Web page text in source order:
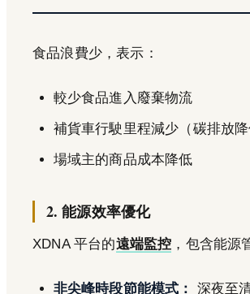
食品浪費少，表示：
較少食品進入廢棄物流
補貨車行駛里程減少（碳排放降
場域主的商品成本降低
2. 能源效率優化
XDNA 平台的遠端監控 ，包含能源
非尖峰時段節能模式： 深夜至